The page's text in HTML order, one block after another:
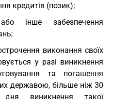
кредитів (позик);
інше забезпечення
виконання своїх
у разі виникнення
та погашення
державою, більше ніж 30
виникнення такої